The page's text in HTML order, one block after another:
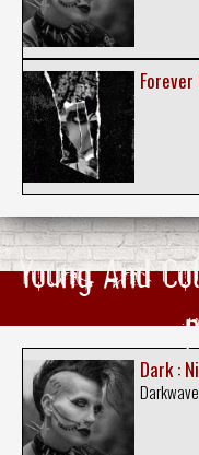
Young And
Dark :
Darkwave